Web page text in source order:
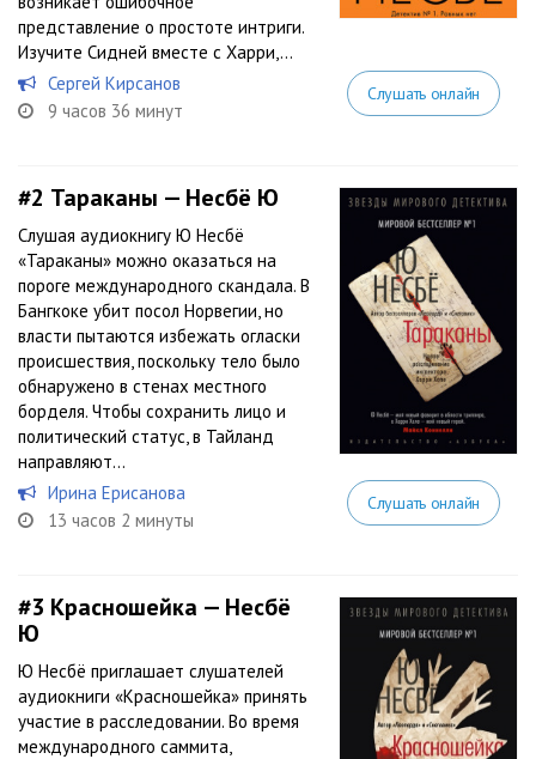
представление о простоте интриги.
Изучите Сидней вместе с Харри,...
Сергей Кирсанов
9 часов 36 минут
Слушать онлайн
#2 Тараканы — Несбё Ю
Слушая аудиокнигу Ю Несбё
«Тараканы» можно оказаться на
пороге международного скандала. В
Бангкоке убит посол Норвегии, но
власти пытаются избежать огласки
происшествия, поскольку тело было
обнаружено в стенах местного
борделя. Чтобы сохранить лицо и
политический статус, в Тайланд
направляют...
Ирина Ерисанова
13 часов 2 минуты
Слушать онлайн
#3 Красношейка — Несбё
Ю
Ю Несбё приглашает слушателей
аудиокниги «Красношейка» принять
участие в расследовании. Во время
международного саммита,